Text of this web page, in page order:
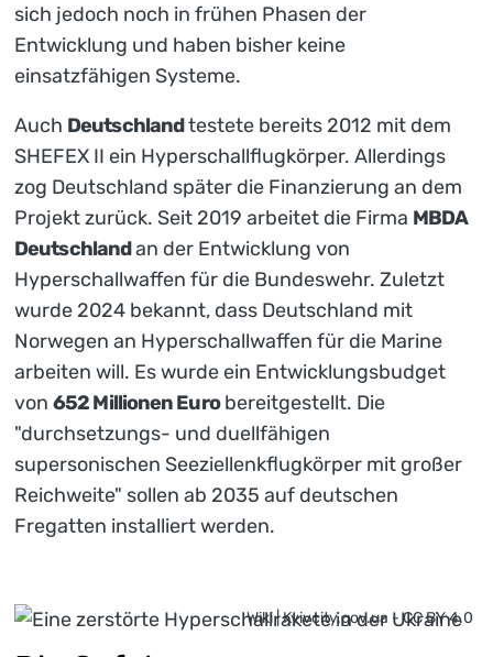
sich jedoch noch in frühen Phasen der
Entwicklung und haben bisher keine
einsatzfähigen Systeme.
Auch Deutschlandtestete bereits 2012 mit dem
SHEFEX II ein Hyperschallflugkörper. Allerdings
zog Deutschland später die Finanzierung an dem
Projekt zurück. Seit 2019 arbeitet die Firma MBDA
Deutschlandan der Entwicklung von
Hyperschallwaffen für die Bundeswehr. Zuletzt
wurde 2024 bekannt, dass Deutschland mit
Norwegen an Hyperschallwaffen für die Marine
arbeiten will. Es wurde ein Entwicklungsbudget
von 652 Millionen Eurobereitgestellt. Die
"durchsetzungs- und duellfähigen
supersonischen Seeziellenkflugkörper mit großer
Reichweite" sollen ab 2035 auf deutschen
Fregatten installiert werden.
Wiki | Kyivcity.gov.ua - CC BY 4.0